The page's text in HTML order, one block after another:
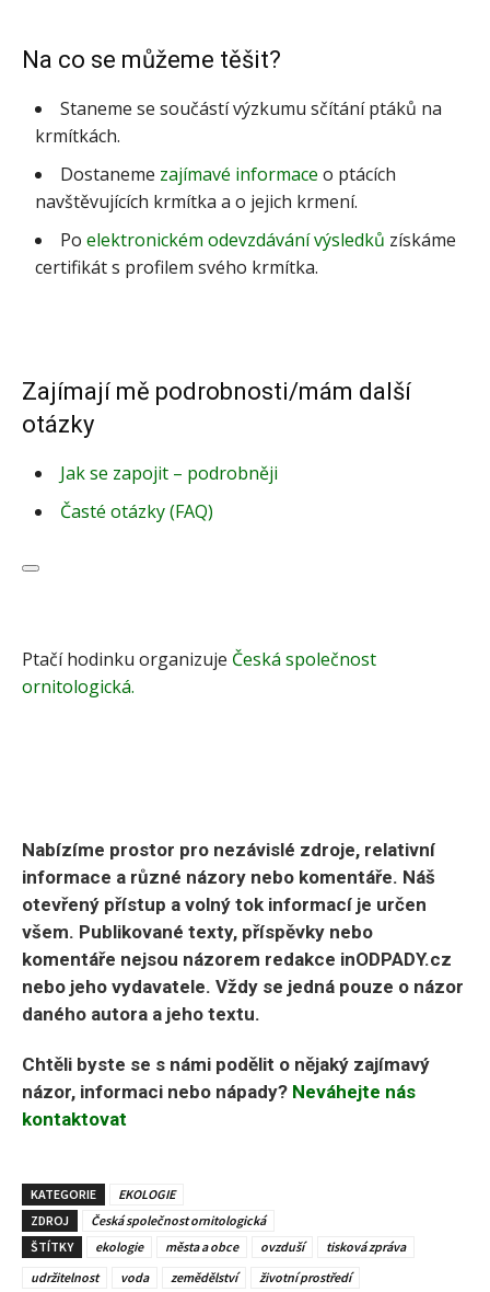
Na co se můžeme těšit?
Staneme se součástí výzkumu sčítání ptáků na
krmítkách.
Dostaneme zajímavé informace o ptácích
navštěvujících krmítka a o jejich krmení.
Po elektronickém odevzdávání výsledků získáme
certifikát s profilem svého krmítka.
Zajímají mě podrobnosti/mám další
otázky
Jak se zapojit – podrobněji
Časté otázky (FAQ)
Ptačí hodinku organizuje Česká společnost
ornitologická.
Nabízíme prostor pro nezávislé zdroje, relativní
informace a různé názory nebo komentáře. Náš
otevřený přístup a volný tok informací je určen
všem. Publikované texty, příspěvky nebo
komentáře nejsou názorem redakce inODPADY.cz
nebo jeho vydavatele. Vždy se jedná pouze o názor
daného autora a jeho textu.
Chtěli byste se s námi podělit o nějaký zajímavý
názor, informaci nebo nápady? Neváhejte nás
kontaktovat
KATEGORIE
EKOLOGIE
ZDROJ
Česká společnost ornitologická
ŠTÍTKY
ekologie města a obce ovzduší
tisková zpráva
udržitelnost
voda zemědělství životní prostředí